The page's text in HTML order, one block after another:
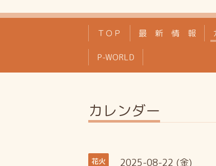
ＴＯＰ 最 新 情 報
P-WORLD
カレンダー
花火 2025-08-22 (金)